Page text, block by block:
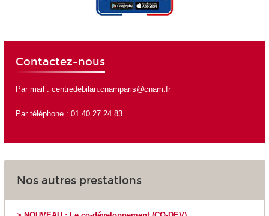
Contactez-nous
Par mail : centredebilan.cnamparis@cnam.fr
Par téléphone : 01 40 27 24 83
Nos autres prestations